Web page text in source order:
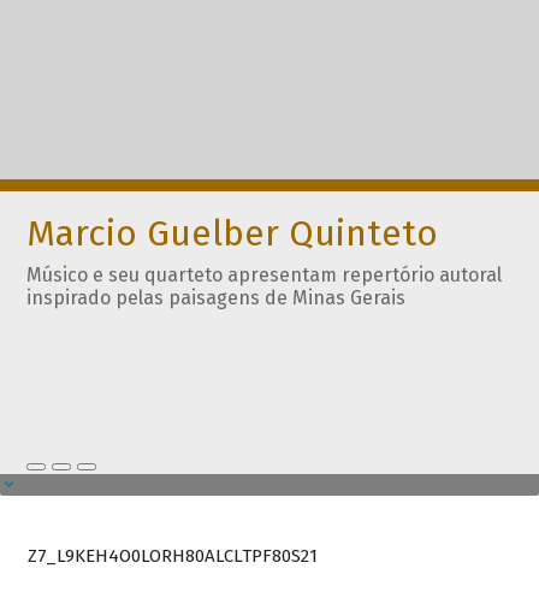
Marcio Guelber Quinteto
Músico e seu quarteto apresentam repertório autoral
inspirado pelas paisagens de Minas Gerais
Z7_L9KEH4O0LORH80ALCLTPF80S21